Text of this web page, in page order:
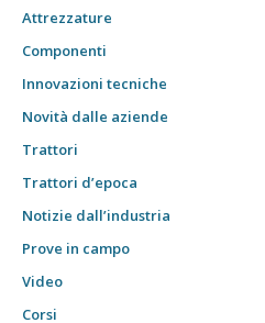
Attrezzature
Componenti
Innovazioni tecniche
Novità dalle aziende
Trattori
Trattori d’epoca
Notizie dall’industria
Prove in campo
Video
Corsi